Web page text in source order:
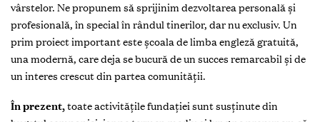
vârstelor. Ne propunem să sprijinim dezvoltarea personală și
profesională, în special în rândul tinerilor, dar nu exclusiv. Un
prim proiect important este școala de limba engleză gratuită,
una modernă, care deja se bucură de un succes remarcabil și de
un interes crescut din partea comunității.
În prezent,toate activitățile fundației sunt susținute din